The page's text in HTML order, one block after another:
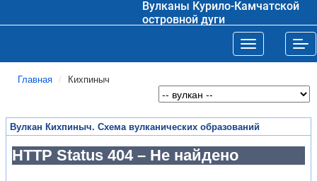
Вулканы Курило-Камчатской
островной дуги
Toggle
Главная Кихпиныч
Вулкан Кихпиныч. Схема вулканических образований